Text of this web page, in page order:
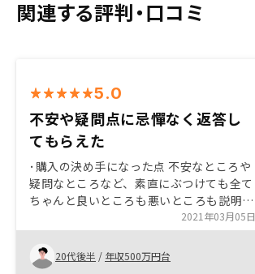
関連する評判・口コミ
5.0
不安や疑問点に忌憚なく返答し
てもらえた
･購入の決め手になった点 不安なところや
疑問なところなど、素直にぶつけても全て
ちゃんと良いところも悪いところも説明し
2021年03月05日
20代後半 / 年収500万円台